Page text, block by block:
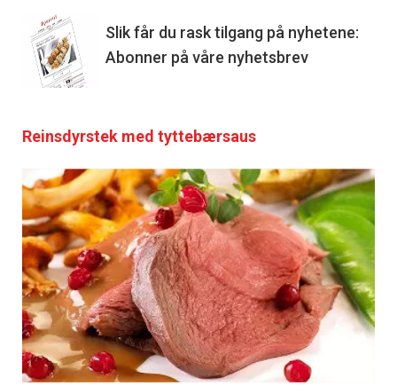
Slik får du rask tilgang på nyhetene:
Abonner på våre nyhetsbrev
Reinsdyrstek med tyttebærsaus